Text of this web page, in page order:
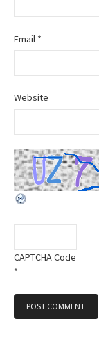
Email *
Website
CAPTCHA Code
*